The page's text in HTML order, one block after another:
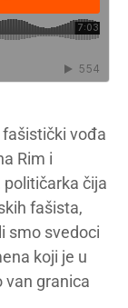
vođa
Rim i
političarka čija
fašista,
smo svedoci
koji je u
van granica